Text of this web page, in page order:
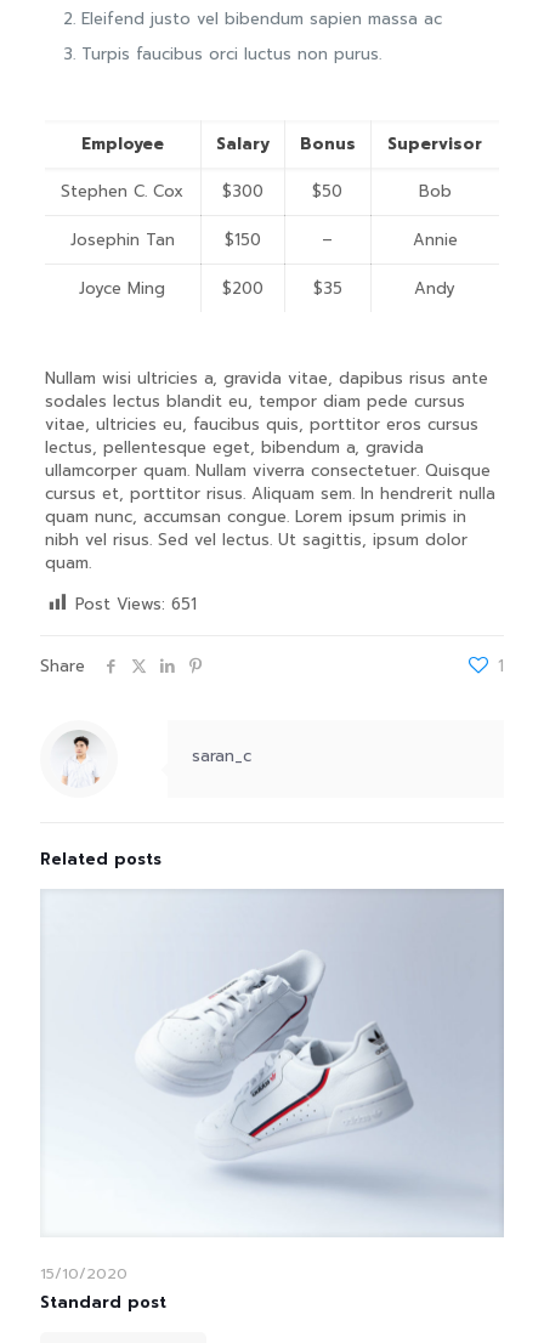
Eleifend justo vel bibendum sapien massa ac
Turpis faucibus orci luctus non purus.
Employee Salary Bonus Supervisor
Stephen C. Cox $300 $50 Bob
Josephin Tan $150 – Annie
Joyce Ming $200 $35 Andy
Nullam wisi ultricies a, gravida vitae, dapibus risus ante
sodales lectus blandit eu, tempor diam pede cursus
vitae, ultricies eu, faucibus quis, porttitor eros cursus
lectus, pellentesque eget, bibendum a, gravida
ullamcorper quam. Nullam viverra consectetuer. Quisque
cursus et, porttitor risus. Aliquam sem. In hendrerit nulla
quam nunc, accumsan congue. Lorem ipsum primis in
nibh vel risus. Sed vel lectus. Ut sagittis, ipsum dolor
quam.
Post Views: 651
Share 1
saran_c
Related posts
15/10/2020
Standard post